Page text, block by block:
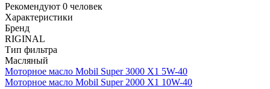
Рекомендуют 0 человек
Характеристики
Бренд
RIGINAL
Тип фильтра
Масляный
Моторное масло Mobil Super 3000 X1 5W-40
Моторное масло Mobil Super 2000 X1 10W-40